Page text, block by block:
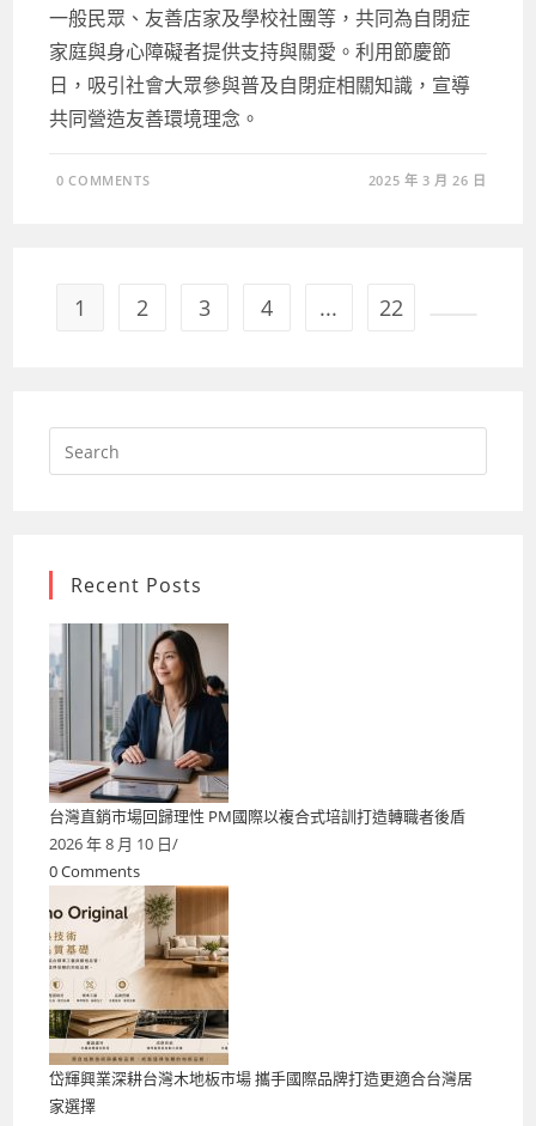
一般民眾、友善店家及學校社團等，共同為自閉症
家庭與身心障礙者提供支持與關愛。利用節慶節
日，吸引社會大眾參與普及自閉症相關知識，宣導
共同營造友善環境理念。
0 COMMENTS 2025 年 3 月 26 日
1 2 3 4 ... 22
Search
for:
Recent Posts
台灣直銷市場回歸理性 PM國際以複合式培訓打造轉職者後盾
2026 年 8 月 10 日/
0 Comments
岱輝興業深耕台灣木地板市場 攜手國際品牌打造更適合台灣居
家選擇